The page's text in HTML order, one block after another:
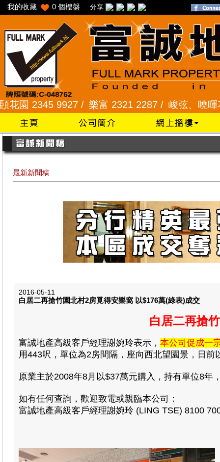
我的收藏 0 個樓盤 分享
9927 / 樂富 2321 2287 / 峻弦、曉暉花園
最新新聞稿
2016-05-11
白居二再搶竹園北村2房覓得安樂窩 以$176萬(綠表)成交
白居二再搶
富誠地產高級客戶經理謝婉玲表示， 本公司促成一
用443呎，單位為2房間隔，座向西北望園景，日
原業主於2008年8月以$37萬元購入，持有單位8年
如有任何查詢，歡迎致電或親臨本公司：
富誠地產高級客戶經理謝婉玲 (LING TSE) 8100